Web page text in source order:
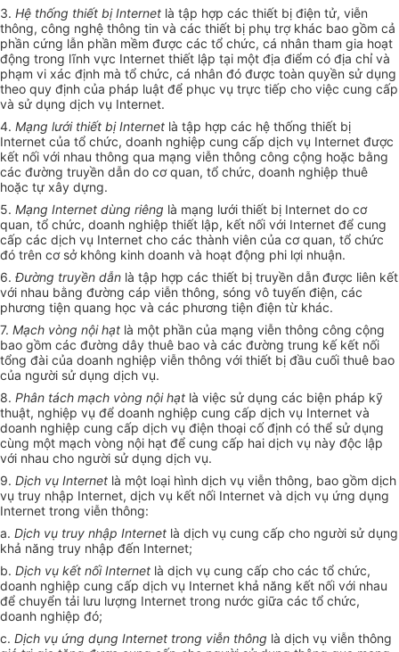
3. Hệ thống thiết bị Internet là tập hợp các thiết bị điện tử, viễn
thông, công nghệ thông tin và các thiết bị phụ trợ khác bao gồm cả
phần cứng lẫn phần mềm được các tổ chức, cá nhân tham gia hoạt
động trong lĩnh vực Internet thiết lập tại một địa điểm có địa chỉ và
phạm vi xác định mà tổ chức, cá nhân đó được toàn quyền sử dụng
theo quy định của pháp luật để phục vụ trực tiếp cho việc cung cấp
và sử dụng dịch vụ Internet.
4. Mạng lưới thiết bị Internet là tập hợp các hệ thống thiết bị
Internet của tổ chức, doanh nghiệp cung cấp dịch vụ Internet được
kết nối với nhau thông qua mạng viễn thông công cộng hoặc bằng
các đường truyền dẫn do cơ quan, tổ chức, doanh nghiệp thuê
hoặc tự xây dựng.
5. Mạng Internet dùng riêng là mạng lưới thiết bị Internet do cơ
quan, tổ chức, doanh nghiệp thiết lập, kết nối với Internet để cung
cấp các dịch vụ Internet cho các thành viên của cơ quan, tổ chức
đó trên cơ sở không kinh doanh và hoạt động phi lợi nhuận.
6. Đường truyền dẫn là tập hợp các thiết bị truyền dẫn được liên kết
với nhau bằng đường cáp viễn thông, sóng vô tuyến điện, các
phương tiện quang học và các phương tiện điện từ khác.
7. Mạch vòng nội hạt là một phần của mạng viễn thông công cộng
bao gồm các đường dây thuê bao và các đường trung kế kết nối
tổng đài của doanh nghiệp viễn thông với thiết bị đầu cuối thuê bao
của người sử dụng dịch vụ.
8. Phân tách mạch vòng nội hạt là việc sử dụng các biện pháp kỹ
thuật, nghiệp vụ để doanh nghiệp cung cấp dịch vụ Internet và
doanh nghiệp cung cấp dịch vụ điện thoại cố định có thể sử dụng
cùng một mạch vòng nội hạt để cung cấp hai dịch vụ này độc lập
với nhau cho người sử dụng dịch vụ.
9. Dịch vụ Internet là một loại hình dịch vụ viễn thông, bao gồm dịch
vụ truy nhập Internet, dịch vụ kết nối Internet và dịch vụ ứng dụng
Internet trong viễn thông:
a. Dịch vụ truy nhập Internet là dịch vụ cung cấp cho người sử dụng
khả năng truy nhập đến Internet;
b. Dịch vụ kết nối Internet là dịch vụ cung cấp cho các tổ chức,
doanh nghiệp cung cấp dịch vụ Internet khả năng kết nối với nhau
để chuyển tải lưu lượng Internet trong nước giữa các tổ chức,
doanh nghiệp đó;
c. Dịch vụ ứng dụng Internet trong viễn thông là dịch vụ viễn thông